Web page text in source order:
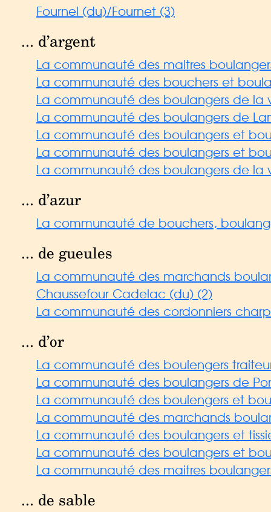
Fournel (du)/Fournet (3)
... d’argent
La communauté des maitres
La communauté des bouchers et
La communauté des boulangers de la
La communauté des boulangers de
La communauté des boulangers et
La communauté des boulangers et
La communauté des boulangers de la
... d’azur
La communauté de bouchers,
... de gueules
La communauté des marchands
Chaussefour Cadelac (du) (2)
La communauté des cordonniers
... d’or
La communauté des boulengers
La communauté des boulangers de
La communauté des boulengers et
La communauté des marchands
La communauté des boulangers et
La communauté des boulangers et
La communauté des maitres
... de sable